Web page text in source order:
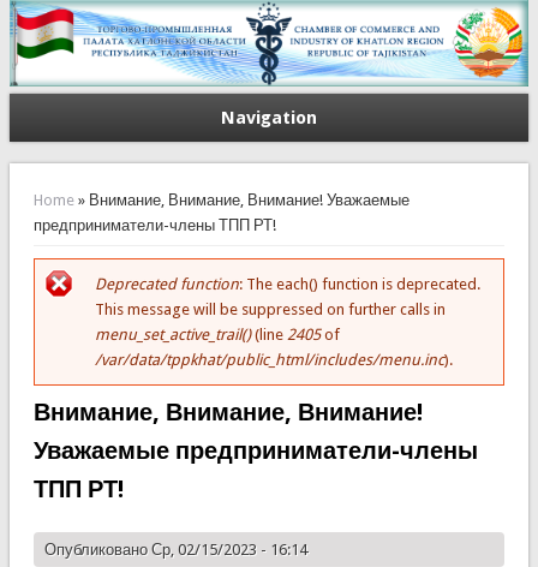
Navigation
You are here
Home» Внимание, Внимание, Внимание! Уважаемые
предприниматели-члены ТПП РТ!
Error message
Deprecated function: The each() function is deprecated.
This message will be suppressed on further calls in
menu_set_active_trail()(line 2405of
/var/data/tppkhat/public_html/includes/menu.inc).
Внимание, Внимание, Внимание!
Уважаемые предприниматели-члены
ТПП РТ!
Опубликовано Ср, 02/15/2023 - 16:14